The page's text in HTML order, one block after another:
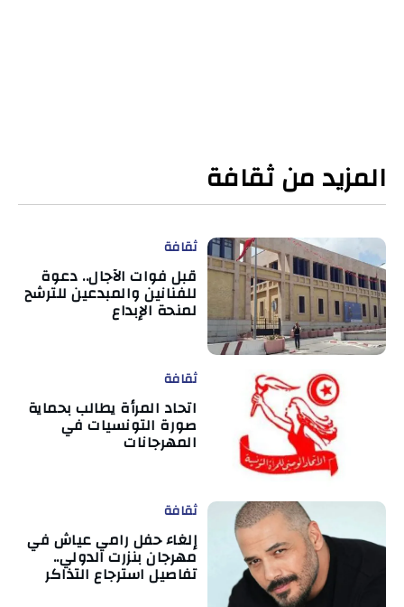
المزيد من ثقافة
ثقافة
قبل فوات الآجال.. دعوة
للفنانين والمبدعين للترشح
لمنحة الإبداع
ثقافة
اتحاد المرأة يطالب بحماية
صورة التونسيات في
المهرجانات
ثقافة
إلغاء حفل رامي عياش في
مهرجان بنزرت الدولي..
تفاصيل استرجاع التذاكر